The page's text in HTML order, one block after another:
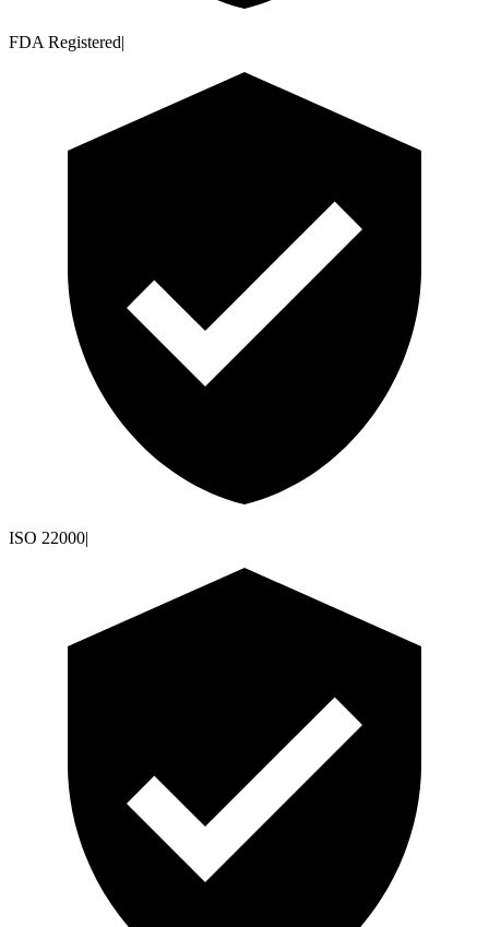
FDA Registered|
ISO 22000|